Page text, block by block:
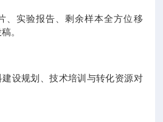
、实验报告、剩余样本全方位移
。
设规划、技术培训与转化资源对